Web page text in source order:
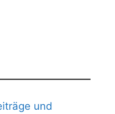
und